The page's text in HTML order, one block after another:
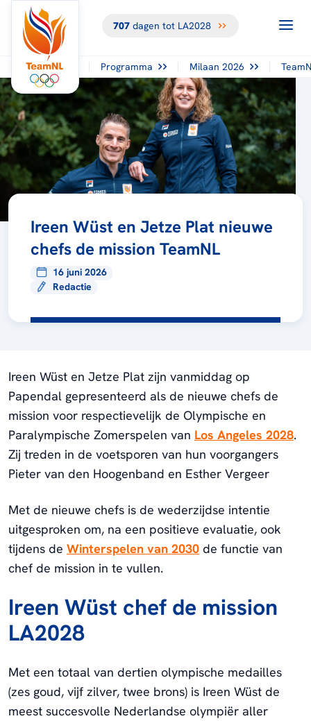
707dagen tot LA2028
Programma Milaan 2026
Ireen Wüst en Jetze Plat nieuwe
chefs de mission TeamNL
16 juni 2026
Redactie
Ireen Wüst en Jetze Plat zijn vanmiddag op
Papendal gepresenteerd als de nieuwe chefs de
mission voor respectievelijk de Olympische en
Paralympische Zomerspelen van Los Angeles 2028.
Zij treden in de voetsporen van hun voorgangers
Pieter van den Hoogenband en Esther Vergeer
Met de nieuwe chefs is de wederzijdse intentie
uitgesproken om, na een positieve evaluatie, ook
tijdens de Winterspelen van 2030 de functie van
chef de mission in te vullen.
Ireen Wüst chef de mission
LA2028
Met een totaal van dertien olympische medailles
(zes goud, vijf zilver, twee brons) is Ireen Wüst de
meest succesvolle Nederlandse olympiër aller